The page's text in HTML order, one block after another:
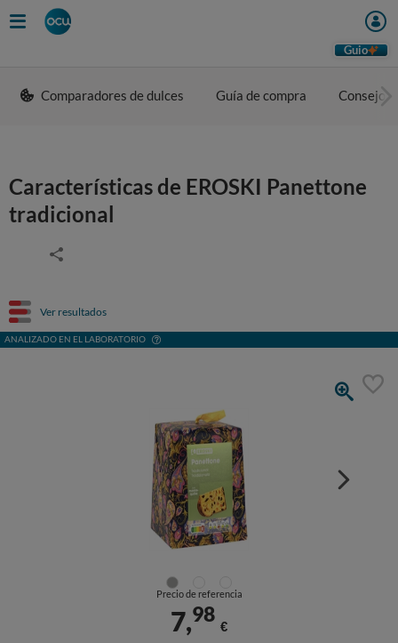
Guio
Comparadores de dulces Guía de compra Consejos
Características de EROSKI Panettone
tradicional
Ver resultados
ANALIZADO EN EL LABORATORIO
Precio de referencia
7,98
€